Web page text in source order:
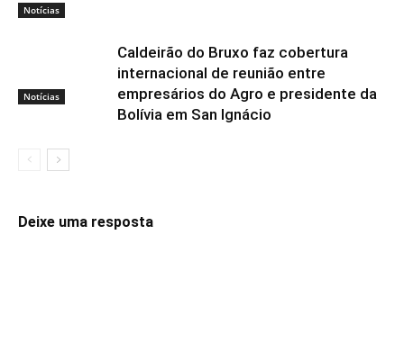
Notícias
Notícias
Caldeirão do Bruxo faz cobertura
internacional de reunião entre
empresários do Agro e presidente da
Bolívia em San Ignácio
Deixe uma resposta